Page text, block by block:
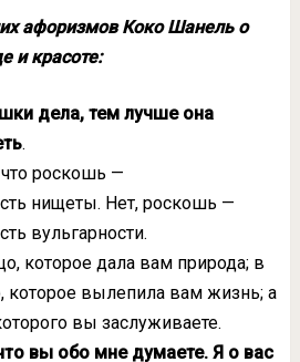
афоризмов Коко Шанель о
и красоте:
дела, тем лучше она
.
что роскошь —
нищеты. Нет, роскошь —
вульгарности.
которое дала вам природа; в
которое вылепила вам жизнь; а
вы заслуживаете.
вы обо мне думаете. Я о вас